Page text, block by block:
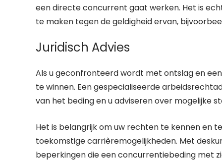
een directe concurrent gaat werken. Het is
te maken tegen de geldigheid ervan,
Juridisch Advies
Als u geconfronteerd wordt met ontslag en
te winnen. Een gespecialiseerde
van het beding en u adviseren over mogelijke
Het is belangrijk om uw rechten te kennen en
toekomstige carrièremogelijkheden. Met
beperkingen die een concurrentiebeding met